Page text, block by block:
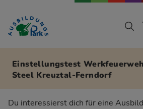
Zur Navigation springen
Zu den Hauptinhalten springen
Einstellungstest
Steel Kreuztal-Ferndorf
Du interessierst dich für eine